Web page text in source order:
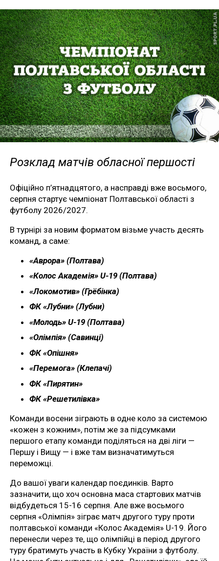
Розклад матчів обласної першості
Офіційно п’ятнадцятого, а насправді вже восьмого,
серпня стартує чемпіонат Полтавської області з
футболу 2026/2027.
В турнірі за новим форматом візьме участь десять
команд, а саме:
«Аврора» (Полтава)
«Колос Академія» U-19 (Полтава)
«Локомотив» (Грёбінка)
ФК «Лубни» (Лубни)
«Молодь» U-19 (Полтава)
«Олімпія» (Савинці)
ФК «Опішня»
«Перемога» (Клепачі)
ФК «Пирятин»
ФК «Решетилівка»
Команди восени зіграють в одне коло за системою
«кожен з кожним», потім же за підсумками
першого етапу команди поділяться на дві ліги —
Першу і Вищу — і вже там визначатимуться
переможці.
До вашої уваги календар поєдинків. Варто
зазначити, що хоч основна маса стартових матчів
відбудеться 15-16 серпня. Але вже восьмого
серпня «Олімпія» зіграє матч другого туру проти
полтавської команди «Колос Академія» U-19. Його
перенесли через те, що олімпійці в період другого
туру братимуть участь в Кубку України з футболу.